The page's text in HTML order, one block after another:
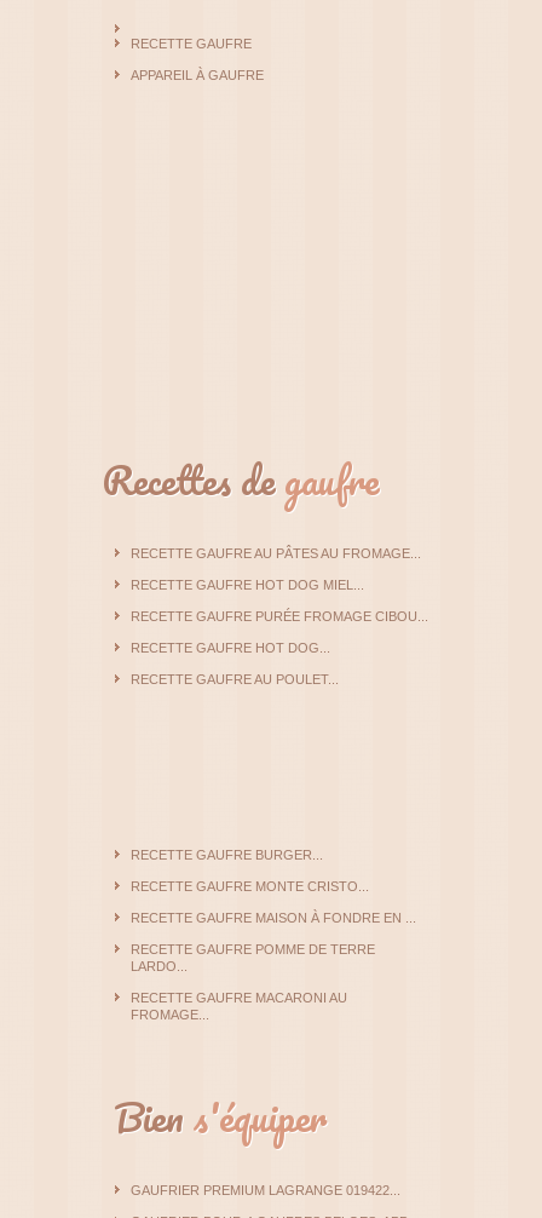
RECETTE GAUFRE
APPAREIL À GAUFRE
Recettes degaufre
RECETTE GAUFRE AU PÂTES AU FROMAGE...
RECETTE GAUFRE HOT DOG MIEL...
RECETTE GAUFRE PURÉE FROMAGE CIBOU...
RECETTE GAUFRE HOT DOG...
RECETTE GAUFRE AU POULET...
RECETTE GAUFRE BURGER...
RECETTE GAUFRE MONTE CRISTO...
RECETTE GAUFRE MAISON À FONDRE EN ...
RECETTE GAUFRE POMME DE TERRE
LARDO...
RECETTE GAUFRE MACARONI AU
FROMAGE...
Biens'équiper
GAUFRIER PREMIUM LAGRANGE 019422...